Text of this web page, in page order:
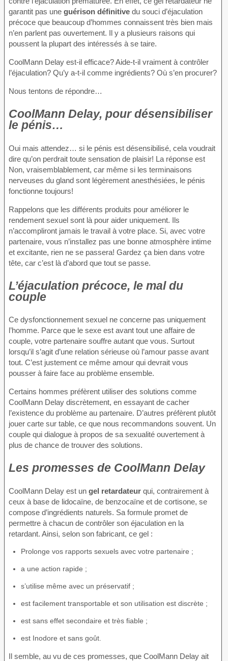
garantit pas une guérison définitive du souci d’éjaculation
précoce que beaucoup d’hommes connaissent très bien mais
n’en parlent pas ouvertement. Il y a plusieurs raisons qui
poussent la plupart des intéressés à se taire.
CoolMann Delay est-il efficace? Aide-t-il vraiment à contrôler
l’éjaculation? Qu’y a-t-il comme ingrédients? Où s’en procurer?
Nous tentons de répondre…
CoolMann Delay, pour désensibiliser
le pénis…
Oui mais attendez… si le pénis est désensibilisé, cela voudrait
dire qu’on perdrait toute sensation de plaisir! La réponse est
Non, vraisemblablement, car même si les terminaisons
nerveuses du gland sont légèrement anesthésiées, le pénis
fonctionne toujours!
Rappelons que les différents produits pour améliorer le
rendement sexuel sont là pour aider uniquement. Ils
n’accompliront jamais le travail à votre place. Si, avec votre
partenaire, vous n’installez pas une bonne atmosphère intime
et excitante, rien ne se passera! Gardez ça bien dans votre
tête, car c’est là d’abord que tout se passe.
L’éjaculation précoce, le mal du
couple
Ce dysfonctionnement sexuel ne concerne pas uniquement
l’homme. Parce que le sexe est avant tout une affaire de
couple, votre partenaire souffre autant que vous. Surtout
lorsqu’il s’agit d’une relation sérieuse où l’amour passe avant
tout. C’est justement ce même amour qui devrait vous
pousser à faire face au problème ensemble.
Certains hommes préfèrent utiliser des solutions comme
CoolMann Delay discrètement, en essayant de cacher
l’existence du problème au partenaire. D’autres préfèrent plutôt
jouer carte sur table, ce que nous recommandons souvent. Un
couple qui dialogue à propos de sa sexualité ouvertement à
plus de chance de trouver des solutions.
Les promesses de CoolMann Delay
CoolMann Delay est un gel retardateur qui, contrairement à
ceux à base de lidocaïne, de benzocaïne et de cortisone, se
compose d’ingrédients naturels. Sa formule promet de
permettre à chacun de contrôler son éjaculation en la
retardant. Ainsi, selon son fabricant, ce gel :
Prolonge vos rapports sexuels avec votre partenaire ;
a une action rapide ;
s’utilise même avec un préservatif ;
est facilement transportable et son utilisation est discrète ;
est sans effet secondaire et très fiable ;
est Inodore et sans goût.
Il semble, au vu de ces promesses, que CoolMann Delay ait